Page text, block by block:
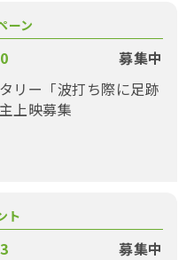
ーン
募集中
リー「波打ち際に足跡
上映募集
ト
募集中